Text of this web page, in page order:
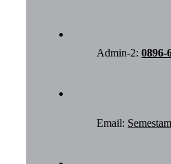
Admin-2:0896-
Email: